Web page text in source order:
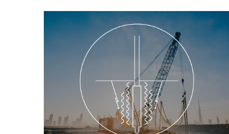
الدمك الاهتزازي